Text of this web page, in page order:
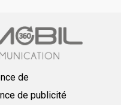
de
de publicité